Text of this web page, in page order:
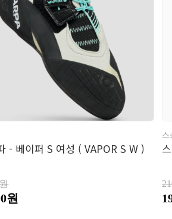
- 베이퍼 S 여성 ( VAPOR S W )
원
스